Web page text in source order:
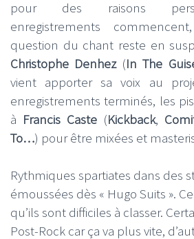
pour des raisons
enregistrements
question du chant reste en
Christophe Denhez(In The
vient apporter sa voix au
enregistrements terminés, les
à Francis Caste (Kickback,
To…) pour être mixées et
Rythmiques spartiates dans des
émoussées dès « Hugo Suits ».
qu’ils sont difficiles à classer.
Post-Rock car ça va plus vite,